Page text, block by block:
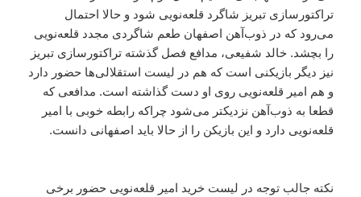
تراکتورسازی تبریز شاگرد قلعه‌نویی شود و حالا احتمال
می‌رود که در ذوب‌آهن اصفهان طعم شاگردی مجدد قلعه‌نویی
را بچشد. خالد شفیعی، مدافع فصل گذشته تراکتورسازی تبریز
نیز دیگر بازیکنی است که هم در لیست استقلالی‌ها حضور دارد
و هم امیر قلعه‌نویی روی او دست گذاشته است. مدافعی که
قطعا به ذوب‌آهن نزدیکتر می‌شود چراکه رابطه خوبی با امیر
قلعه‌نویی دارد و این بازیکن را از حالا باید اصفهانی دانست.
نکته جالب توجه در لیست خرید امیر قلعه‌نویی حضور برخی